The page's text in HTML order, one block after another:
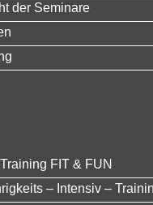
der Seminare
FIT & FUN
– Intensiv –